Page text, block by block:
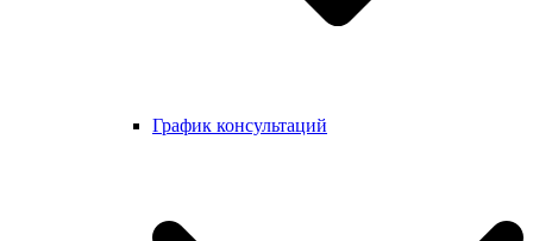
График консультаций